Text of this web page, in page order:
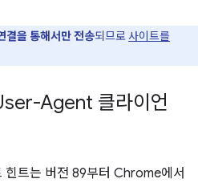
결을 통해서만 전송되므로 사이트를
Agent 클라이언
힌트는 버전 89부터 Chrome에서